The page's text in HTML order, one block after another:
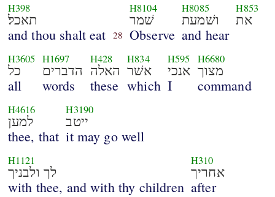
H398
תאכל׃
and thou shalt eat 28
H8104
שׁמר
Observe
H8085
ושׁמעת
and hear
H853
את
H3605
כל
all
H1697
הדברים
words
H428
האלה
these
H834
אשׁר
which
H595
אנכי
I
H6680
מצוך
command
H4616
למען
thee, that
H3190
ייטב
it may go well
H1121
לך ולבניך
with thee, and with thy children
H310
אחריך
after